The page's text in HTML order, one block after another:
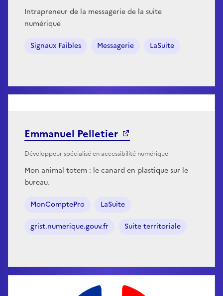
Intrapreneur de la messagerie de la suite
numérique
Signaux Faibles Messagerie LaSuite
Emmanuel Pelletier
Développeur spécialisé en accessibilité numérique
Mon animal totem : le canard en plastique sur le
bureau.
MonComptePro LaSuite
grist.numerique.gouv.fr Suite territoriale